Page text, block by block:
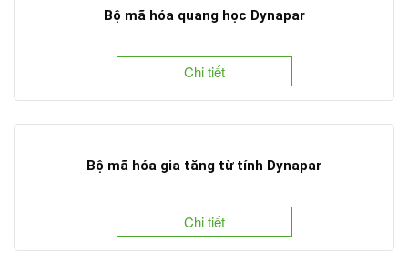
Bộ mã hóa quang học Dynapar
Chi tiết
Bộ mã hóa gia tăng từ tính Dynapar
Chi tiết